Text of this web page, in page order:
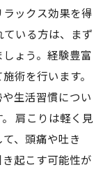
ックス効果を得
いる方は、まず
ょう。経験豊富
術を行います。
生活習慣につい
肩こりは軽く見
、頭痛や吐き
起こす可能性が